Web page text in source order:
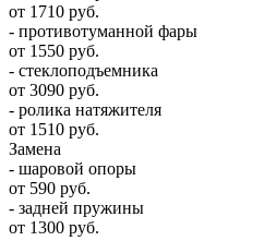
от 1710 руб.
- противотуманной фары
от 1550 руб.
- стеклоподъемника
от 3090 руб.
- ролика натяжителя
от 1510 руб.
Замена
- шаровой опоры
от 590 руб.
- задней пружины
от 1300 руб.